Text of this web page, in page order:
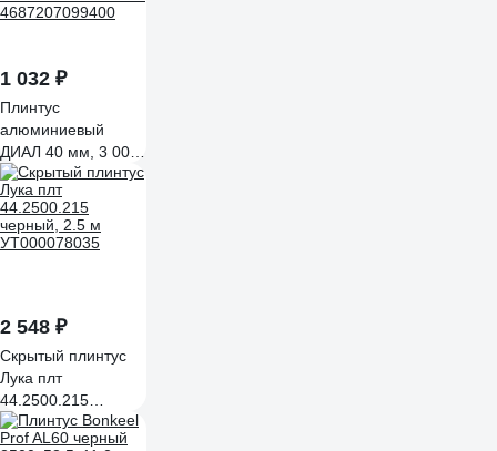
1 032 ₽
Плинтус
алюминиевый
ДИАЛ 40 мм, 3 000
- 6063 Т6
ШАМПАНЬ матовая
4687207099400
2 548 ₽
Скрытый плинтус
Лука плт
44.2500.215
черный, 2.5 м
УТ000078035